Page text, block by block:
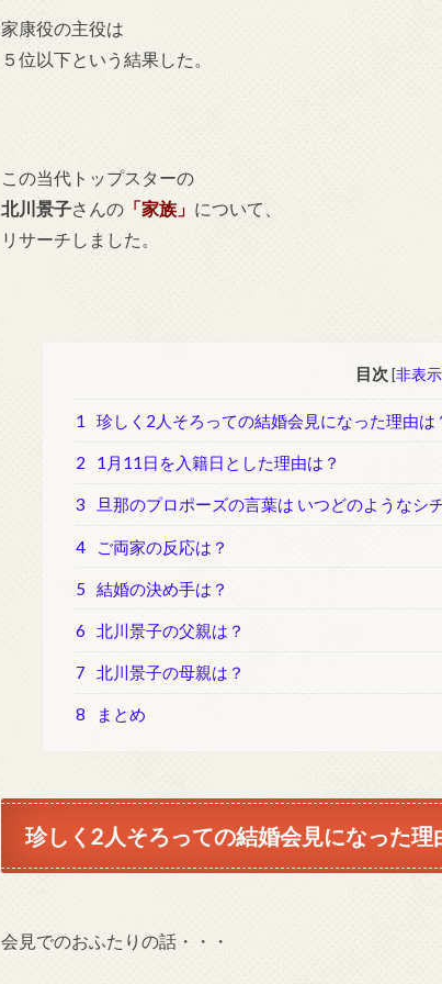
家康役の主役は
５位以下という結果した。
この当代トップスターの
北川景子さんの 「家族」 について、
リサーチしました。
目次 [非表示
1 珍しく2人そろっての結婚会見になった理由は
2 1月11日を入籍日とした理由は？
3 旦那のプロポーズの言葉は いつどのようなシ
4 ご両家の反応は？
5 結婚の決め手は？
6 北川景子の父親は？
7 北川景子の母親は？
8 まとめ
珍しく2人そろっての結婚会見になった理
会見でのおふたりの話・・・